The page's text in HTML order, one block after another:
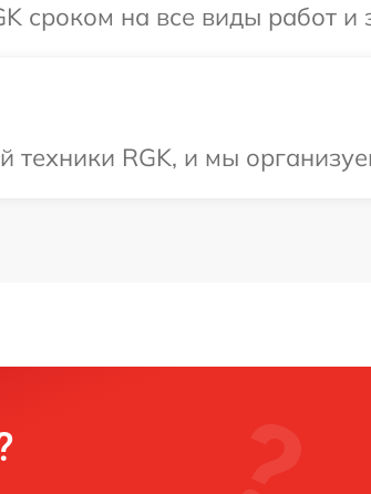
сроком на все виды работ и
RGK, и мы